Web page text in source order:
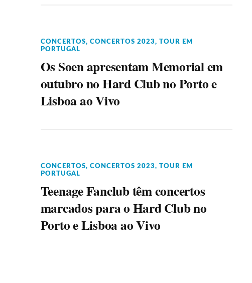
CONCERTOS, CONCERTOS 2023, TOUR EM
PORTUGAL
Os Soen apresentam Memorial em
outubro no Hard Club no Porto e
Lisboa ao Vivo
CONCERTOS, CONCERTOS 2023, TOUR EM
PORTUGAL
Teenage Fanclub têm concertos
marcados para o Hard Club no
Porto e Lisboa ao Vivo